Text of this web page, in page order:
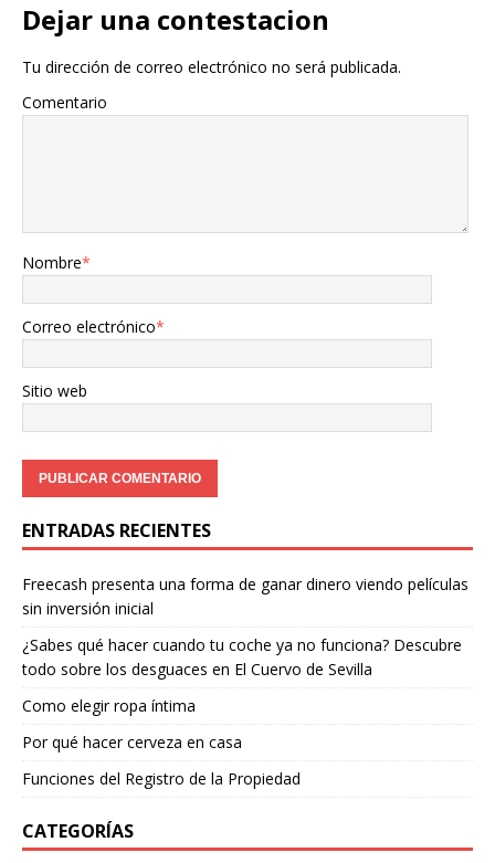
Dejar una contestacion
Tu dirección de correo electrónico no será publicada.
Comentario
Nombre*
Correo electrónico*
Sitio web
ENTRADAS RECIENTES
Freecash presenta una forma de ganar dinero viendo películas
sin inversión inicial
¿Sabes qué hacer cuando tu coche ya no funciona? Descubre
todo sobre los desguaces en El Cuervo de Sevilla
Como elegir ropa íntima
Por qué hacer cerveza en casa
Funciones del Registro de la Propiedad
CATEGORÍAS